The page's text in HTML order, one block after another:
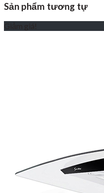
Sản phẩm tương tự